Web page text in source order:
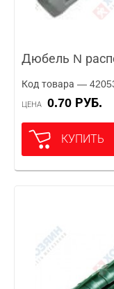
Дюбель N
Код товара —
ЦЕНА 0.70 РУБ.
КУПИТЬ